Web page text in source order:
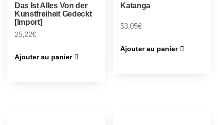
Das Ist Alles Von der
Kunstfreiheit Gedeckt
[Import]
25,22€
Ajouter au panier
Katanga
53,05€
Ajouter au panier